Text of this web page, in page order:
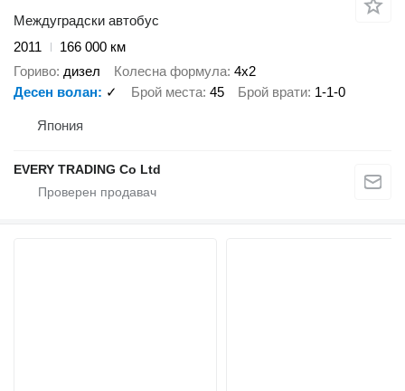
Междуградски автобус
2011
166 000 км
Гориво дизел Колесна формула 4x2
Десен волан
✓ Брой места 45 Брой врати 1-1-0
Япония
EVERY TRADING Co Ltd